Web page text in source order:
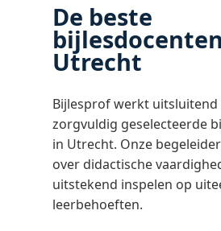
De beste
Utrecht
Bijlesprof werkt uitsluitend
zorgvuldig geselecteerde
in Utrecht. Onze
over didactische
uitstekend inspelen op
leerbehoeften.